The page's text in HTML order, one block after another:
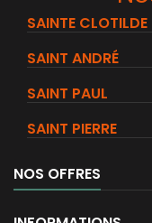
SAINTE CLOTILDE
SAINT ANDRÉ
SAINT PAUL
SAINT PIERRE
NOS OFFRES